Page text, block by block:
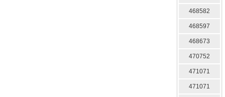
468582
468597
468673
470752
471071
471071